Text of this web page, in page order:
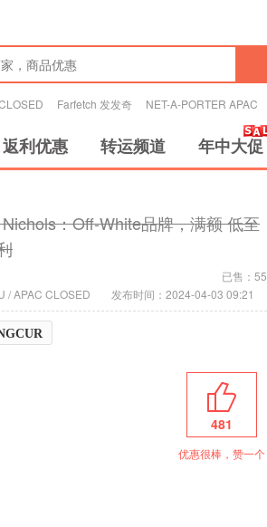
Farfetch 发发奇 NET-A-PORTER APAC
返利优惠 转运频道 年中大促
：Off-White品牌，满额 低至
已售：55
/ APAC CLOSED
发布时间：2024-04-03 09:21
481
优惠很棒，赞一个